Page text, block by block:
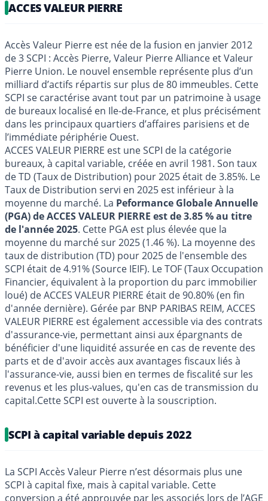
ACCES VALEUR PIERRE
Accès Valeur Pierre est née de la fusion en janvier 2012
de 3 SCPI : Accès Pierre, Valeur Pierre Alliance et Valeur
Pierre Union. Le nouvel ensemble représente plus d’un
milliard d’actifs répartis sur plus de 80 immeubles. Cette
SCPI se caractérise avant tout par un patrimoine à usage
de bureaux localisé en Ile-de-France, et plus précisément
dans les principaux quartiers d’affaires parisiens et de
l’immédiate périphérie Ouest.
ACCES VALEUR PIERRE est une SCPI de la catégorie
bureaux, à capital variable, créée en avril 1981. Son taux
de TD (Taux de Distribution) pour 2025 était de 3.85%. Le
Taux de Distribution servi en 2025 est inférieur à la
moyenne du marché. La Peformance Globale Annuelle
(PGA) de ACCES VALEUR PIERRE est de 3.85 % au titre
de l'année 2025. Cette PGA est plus élevée que la
moyenne du marché sur 2025 (1.46 %). La moyenne des
taux de distribution (TD) pour 2025 de l'ensemble des
SCPI était de 4.91% (Source IEIF). Le TOF (Taux Occupation
Financier, équivalent à la proportion du parc immobilier
loué) de ACCES VALEUR PIERRE était de 90.80% (en fin
d'année dernière). Gérée par BNP PARIBAS REIM, ACCES
VALEUR PIERRE est également accessible via des contrats
d'assurance-vie, permettant ainsi aux épargnants de
bénéficier d'une liquidité assurée en cas de revente des
parts et de d'avoir accès aux avantages fiscaux liés à
l'assurance-vie, aussi bien en termes de fiscalité sur les
revenus et les plus-values, qu'en cas de transmission du
capital.Cette SCPI est ouverte à la souscription.
SCPI à capital variable depuis 2022
La SCPI Accès Valeur Pierre n’est désormais plus une
SCPI à capital fixe, mais à capital variable. Cette
conversion a été approuvée par les associés lors de l’AGE